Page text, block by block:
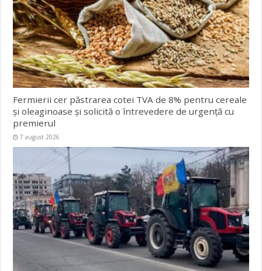
Fermierii cer păstrarea cotei TVA de 8% pentru cereale
și oleaginoase și solicită o întrevedere de urgență cu
premierul
7 august 2026